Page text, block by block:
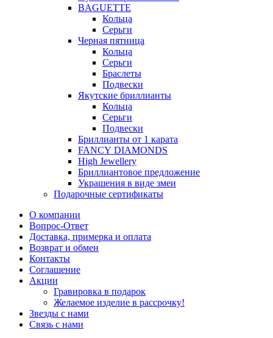
BAGUETTE
Кольца
Серьги
Черная пятница
Кольца
Серьги
Браслеты
Подвески
Якутские бриллианты
Кольца
Серьги
Подвески
Бриллианты от 1 карата
FANCY DIAMONDS
High Jewellery
Бриллиантовое предложение
Украшения в виде змеи
Подарочные сертификаты
О компании
Вопрос-Ответ
Доставка, примерка и оплата
Возврат и обмен
Контакты
Соглашение
Акции
Гравировка в подарок
Желаемое изделие в рассрочку!
Звезды с нами
Связь с нами